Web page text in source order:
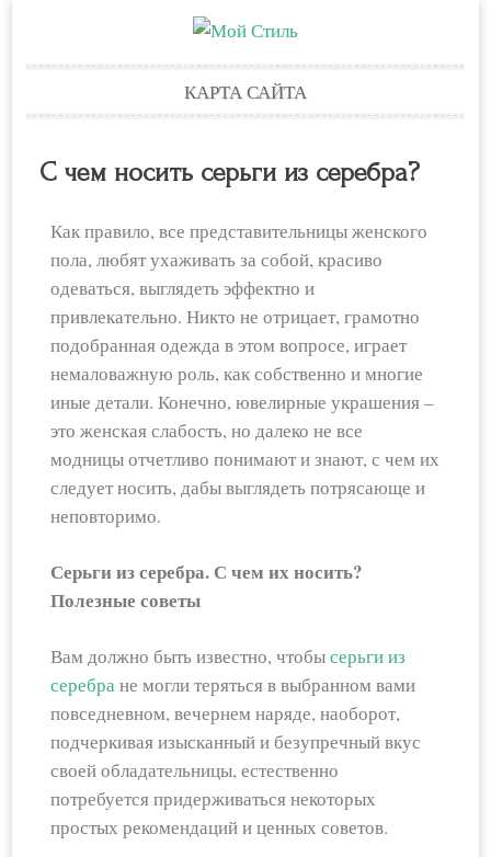
to
КАРТА САЙТА
С чем носить серьги из серебра?
Как правило, все представительницы женского
пола, любят ухаживать за собой, красиво
одеваться, выглядеть эффектно и
привлекательно. Никто не отрицает, грамотно
подобранная одежда в этом вопросе, играет
немаловажную роль, как собственно и многие
иные детали. Конечно, ювелирные украшения –
это женская слабость, но далеко не все
модницы отчетливо понимают и знают, с чем их
следует носить, дабы выглядеть потрясающе и
неповторимо.
Серьги из серебра. С чем их носить?
Полезные советы
Вам должно быть известно, чтобысерьги из
серебране могли теряться в выбранном вами
повседневном, вечернем наряде, наоборот,
подчеркивая изысканный и безупречный вкус
своей обладательницы, естественно
потребуется придерживаться некоторых
простых рекомендаций и ценных советов.